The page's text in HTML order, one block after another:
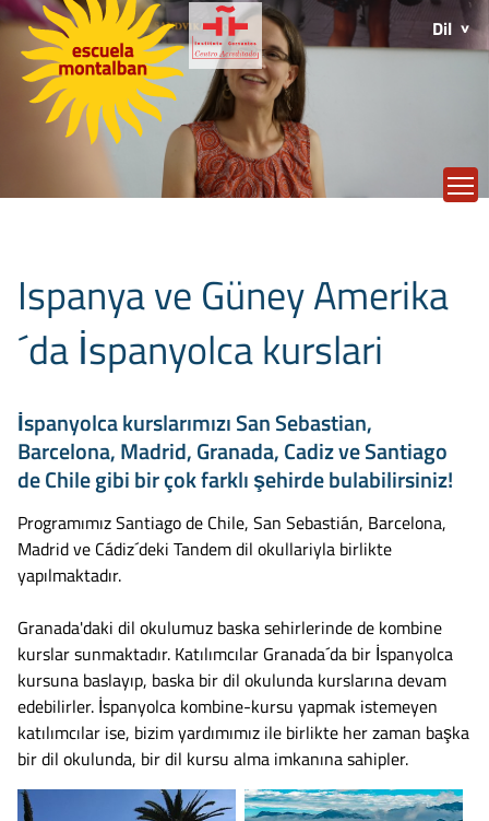
Dil
Ispanya ve Güney Amerika
´da İspanyolca kurslari
İspanyolca kurslarımızı San Sebastian,
Barcelona, Madrid, Granada, Cadiz ve Santiago
de Chile gibi bir çok farklı şehirde bulabilirsiniz!
Programımız Santiago de Chile, San Sebastián, Barcelona,
Madrid ve Cádiz´deki Tandem dil okullariyla birlikte
yapılmaktadır.
Granada'daki dil okulumuz baska sehirlerinde de kombine
kurslar sunmaktadır. Katılımcılar Granada´da bir İspanyolca
kursuna baslayıp, baska bir dil okulunda kurslarına devam
edebilirler. İspanyolca kombine-kursu yapmak istemeyen
katılımcılar ise, bizim yardımımız ile birlikte her zaman başka
bir dil okulunda, bir dil kursu alma imkanına sahipler.